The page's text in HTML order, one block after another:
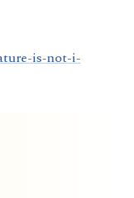
is-not-i-